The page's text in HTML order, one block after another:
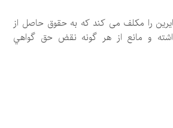
را مکلف می کند که به حقوق حاصل از
و مانع از هر گونه نقض حق گواهي